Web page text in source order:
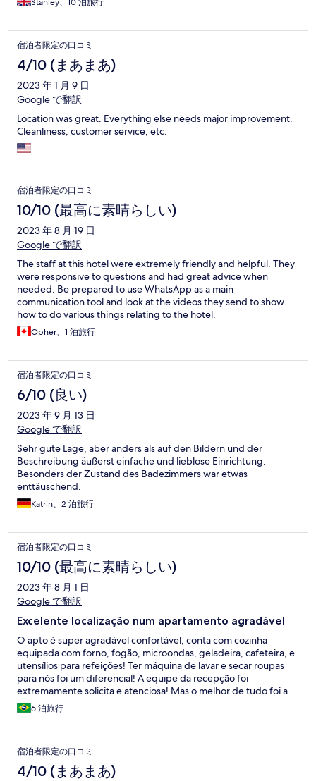
Stanley、10 泊旅行
宿泊者限定の口コミ
4/10 (まあまあ)
2023 年 1 月 9 日
Google で翻訳
Location was great. Everything else needs major improvement.
Cleanliness, customer service, etc.
宿泊者限定の口コミ
10/10 (最高に素晴らしい)
2023 年 8 月 19 日
Google で翻訳
The staff at this hotel were extremely friendly and helpful. They
were responsive to questions and had great advice when
needed. Be prepared to use WhatsApp as a main
communication tool and look at the videos they send to show
how to do various things relating to the hotel.
Opher、1 泊旅行
宿泊者限定の口コミ
6/10 (良い)
2023 年 9 月 13 日
Google で翻訳
Sehr gute Lage, aber anders als auf den Bildern und der
Beschreibung äußerst einfache und lieblose Einrichtung.
Besonders der Zustand des Badezimmers war etwas
enttäuschend.
Katrin、2 泊旅行
宿泊者限定の口コミ
10/10 (最高に素晴らしい)
2023 年 8 月 1 日
Google で翻訳
Excelente localização num apartamento agradável
O apto é super agradável confortável, conta com cozinha
equipada com forno, fogão, microondas, geladeira, cafeteira, e
utensílios para refeições! Ter máquina de lavar e secar roupas
para nós foi um diferencial! A equipe da recepção foi
extremamente solicita e atenciosa! Mas o melhor de tudo foi a
localização que é excelente! Bairro seguro, distância de 10
minutos de caminhada da cidade antiga e com bares, mercados,
6 泊旅行
宿泊者限定の口コミ
4/10 (まあまあ)